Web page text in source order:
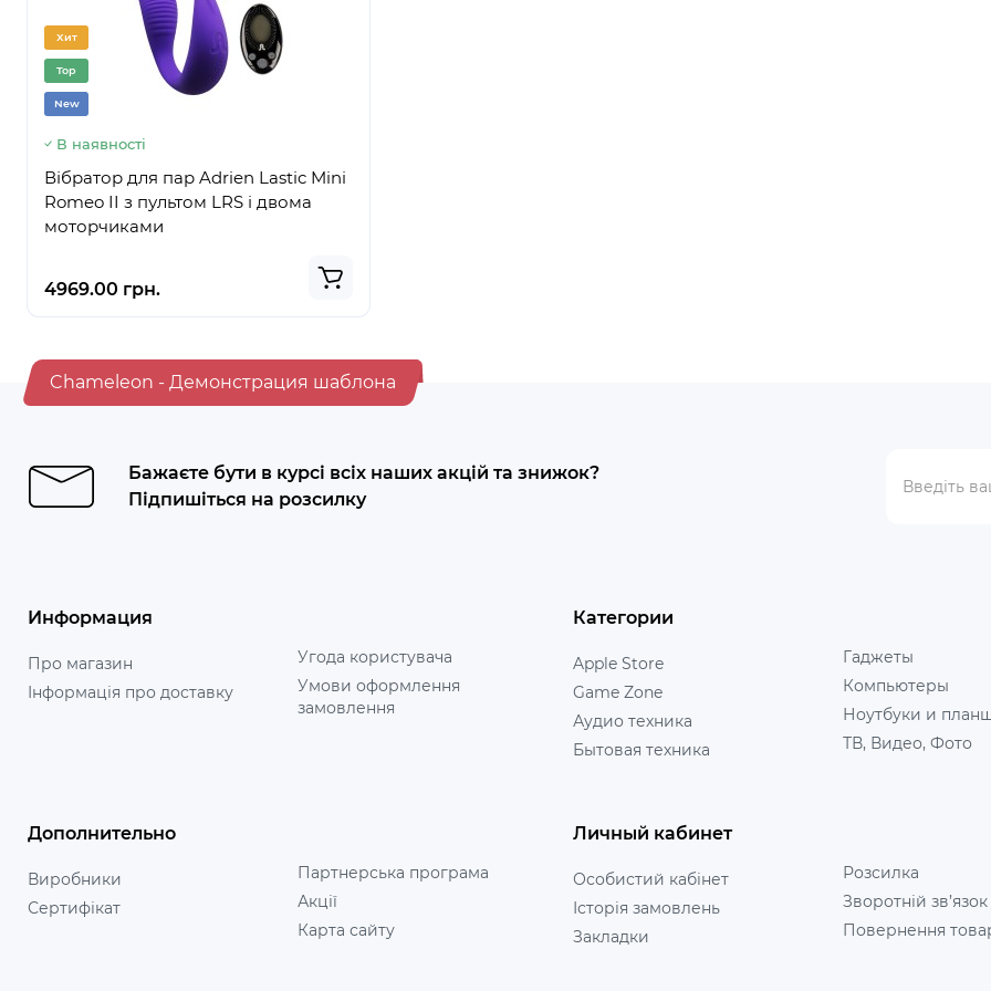
Хит
Top
New
В наявності
Вібратор для пар Adrien Lastic Mini
Romeo II з пультом LRS і двома
моторчиками
4969.00 грн.
Chameleon - Демонстрация шаблона
Бажаєте бути в курсі всіх наших акцій та знижок?
Підпишіться на розсилку
Информация
Про магазин
Інформація про доставку
Угода користувача
Умови оформлення
замовлення
Категории
Apple Store
Game Zone
Аудио техника
Бытовая техника
Гаджеты
Компьютеры
Ноутбуки и
ТВ, Видео, Фото
Дополнительно
Виробники
Сертифікат
Партнерська програма
Акції
Карта сайту
Личный кабинет
Особистий кабінет
Історія замовлень
Закладки
Розсилка
Зворотній зв’язок
Повернення